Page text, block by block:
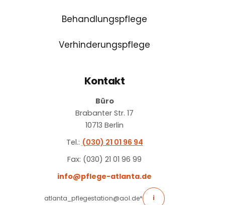
Behandlungspflege
Verhinderungspflege
Kontakt
Büro
Brabanter Str. 17
10713 Berlin
Tel.: (030) 21 01 96 94
Fax: (030) 21 01 96 99
info@pflege-atlanta.de
atlanta_pflegestation@aol.de* i